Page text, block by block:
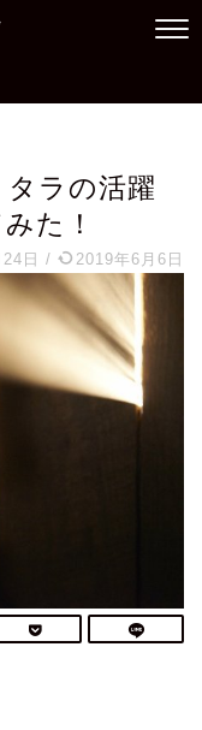
タラの活躍
た！
日 / 2019年6月6日